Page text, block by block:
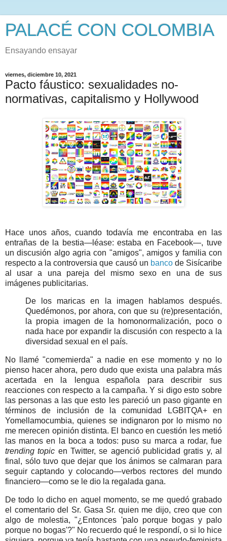
PALACÉ CON COLOMBIA
Ensayando ensayar
viernes, diciembre 10, 2021
Pacto fáustico: sexualidades no-
normativas, capitalismo y Hollywood
Hace unos años, cuando todavía me encontraba en las
entrañas de la bestia—léase: estaba en Facebook—, tuve
un discusión algo agria con "amigos", amigos y familia con
respecto a la controversia que causó un bancode Sisícaribe
al usar a una pareja del mismo sexo en una de sus
imágenes publicitarias.
De los maricas en la imagen hablamos después.
Quedémonos, por ahora, con que su (re)presentación,
la propia imagen de la homonormalización, poco o
nada hace por expandir la discusión con respecto a la
diversidad sexual en el país.
No llamé "comemierda" a nadie en ese momento y no lo
pienso hacer ahora, pero dudo que exista una palabra más
acertada en la lengua española para describir sus
reacciones con respecto a la campaña. Y si digo esto sobre
las personas a las que esto les pareció un paso gigante en
términos de inclusión de la comunidad LGBITQA+ en
Yomellamocumbia, quienes se indignaron por lo mismo no
me merecen opinión distinta. El banco en cuestión les metió
las manos en la boca a todos: puso su marca a rodar, fue
trending topic en Twitter, se agenció publicidad gratis y, al
final, sólo tuvo que dejar que los ánimos se calmaran para
seguir captando y colocando—verbos rectores del mundo
financiero—como se le dio la regalada gana.
De todo lo dicho en aquel momento, se me quedó grabado
el comentario del Sr. Gasa Sr. quien me dijo, creo que con
algo de molestia, "¿Entonces 'palo porque bogas y palo
porque no bogas'?" No recuerdo qué le respondí, o si lo hice